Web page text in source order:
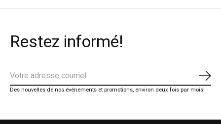
Restez informé!
Des nouvelles de nos événements et promotions, environ deux fois par mois!